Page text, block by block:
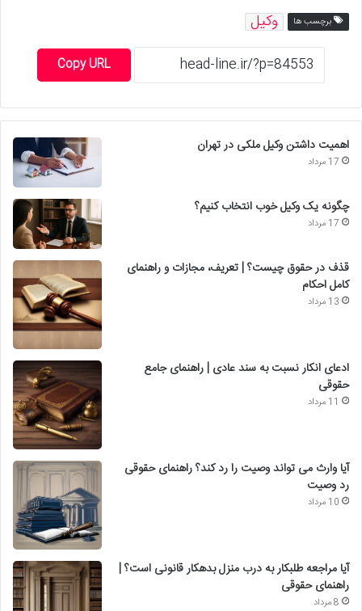
برچسب ها وکیل
Copy URL
اهمیت داشتن وکیل ملکی در تهران
17 مرداد
چگونه یک وکیل خوب انتخاب کنیم؟
17 مرداد
قذف در حقوق چیست؟ | تعریف، مجازات و راهنمای
کامل احکام
13 مرداد
ادعای انکار نسبت به سند عادی | راهنمای جامع
حقوقی
11 مرداد
آیا وارث می تواند وصیت را رد کند؟ راهنمای حقوقی
رد وصیت
10 مرداد
آیا مراجعه طلبکار به درب منزل بدهکار قانونی است؟ |
راهنمای حقوقی
8 مرداد